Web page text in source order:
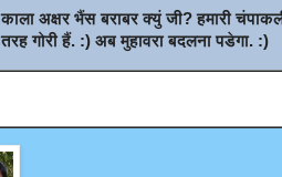
काला अक्षर भैंस बराबर क्युं जी? हमारी
तरह गोरी हैं. :) अब मुहावरा बदलना पडेगा. :)